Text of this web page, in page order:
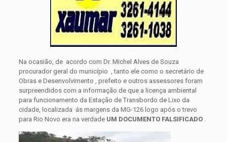
Na ocasião, de acordo com Dr. Michel Alves de Souza
procurador geral do município , tanto ele como o secretário de
Obras e Desenvolvimento , prefeito e outros assessores foram
surpreendidos com a informação de que a licença ambiental
para funcionamento da Estação de Transbordo de Lixo da
cidade, localizada ás margens da MG-126 logo após o trevo
para Rio Novo era na verdade UM DOCUMENTO FALSIFICADO.